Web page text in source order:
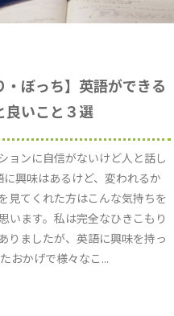
・ぼっち】英語ができる
良いこと３選
ョンに自信がないけど人と話し
興味はあるけど、変われるか
見てくれた方はこんな気持ちを
います。私は完全なひきこもり
りましたが、英語に興味を持っ
おかげで様々なこ...